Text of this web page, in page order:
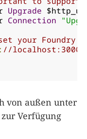
Upgrade
Connection
your Foundry
: //
von außen unter
Verfügung